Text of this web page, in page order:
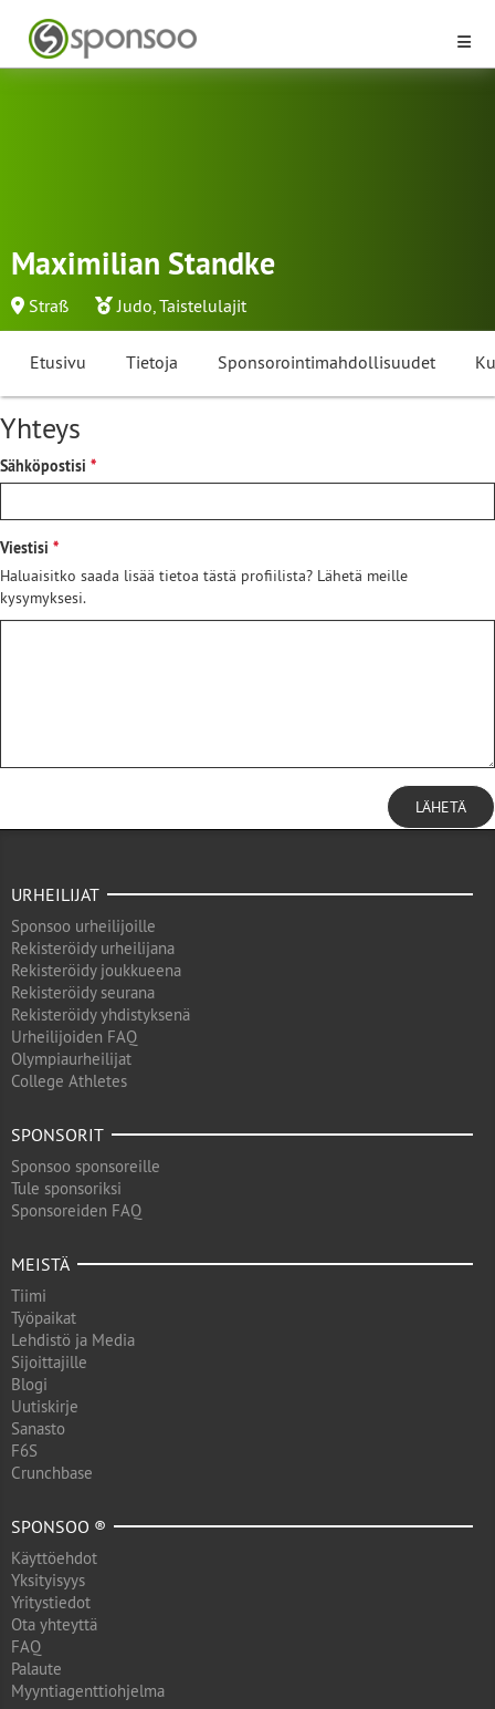
Maximilian Standke
Straß Judo,Taistelulajit
Etusivu Tietoja Sponsorointimahdollisuudet
Yhteys
Sähköpostisi
Viestisi
Haluaisitko saada lisää tietoa tästä profiilista? Lähetä meille
kysymyksesi.
LÄHETÄ
URHEILIJAT
Sponsoo urheilijoille
Rekisteröidy urheilijana
Rekisteröidy joukkueena
Rekisteröidy seurana
Rekisteröidy yhdistyksenä
Urheilijoiden FAQ
Olympiaurheilijat
College Athletes
SPONSORIT
Sponsoo sponsoreille
Tule sponsoriksi
Sponsoreiden FAQ
MEISTÄ
Tiimi
Työpaikat
Lehdistö ja Media
Sijoittajille
Blogi
Uutiskirje
Sanasto
F6S
Crunchbase
SPONSOO ®
Käyttöehdot
Yksityisyys
Yritystiedot
Ota yhteyttä
FAQ
Palaute
Myyntiagenttiohjelma